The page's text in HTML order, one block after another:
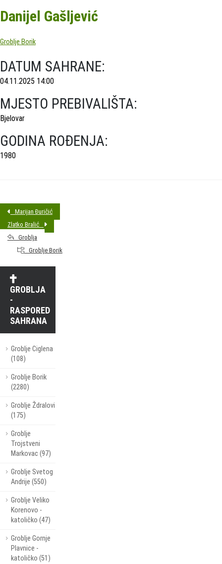
Danijel Gašljević
Groblje Borik
DATUM SAHRANE:
04.11.2025 14:00
MJESTO PREBIVALIŠTA:
Bjelovar
GODINA ROĐENJA:
1980
Marijan Đuričić
Zlatko Bralić
Groblja
Groblje Borik
GROBLJA
-
RASPORED
SAHRANA
Groblje Ciglena
(108)
Groblje Borik
(2280)
Groblje Ždralovi
(175)
Groblje
Trojstveni
Markovac (97)
Groblje Svetog
Andrije (550)
Groblje Veliko
Korenovo -
katoličko (47)
Groblje Gornje
Plavnice -
katoličko (51)